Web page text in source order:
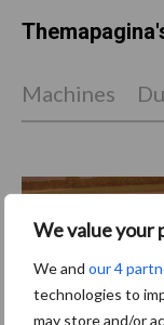
We value your
We and our 4
technologies to
may store and/or
Machines
oogsten